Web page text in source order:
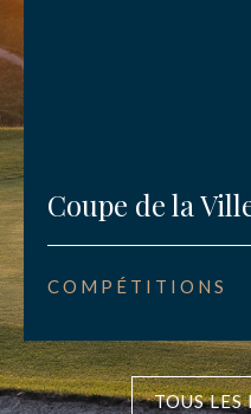
Coupe de la
COMPÉTITIONS
TOUS LES